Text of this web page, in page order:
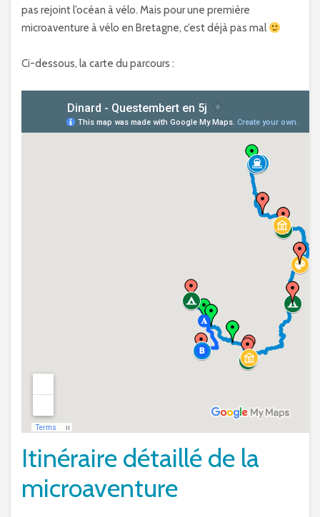
pas rejoint l’océan à vélo. Mais pour une première
microaventure à vélo en Bretagne, c’est déjà pas mal
Ci-dessous, la carte du parcours :
Itinéraire détaillé de la
microaventure